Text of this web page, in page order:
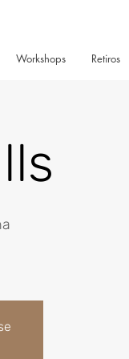
Workshops Retiros